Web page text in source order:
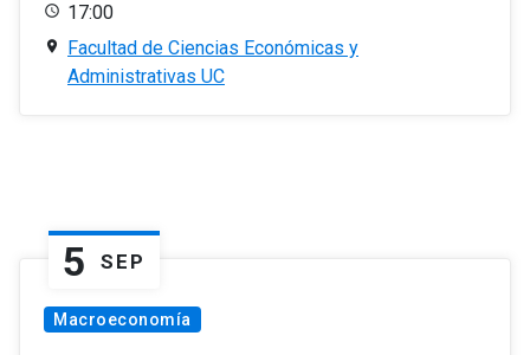
17:00
Facultad de Ciencias Económicas y
Administrativas UC
5 SEP
Macroeconomía